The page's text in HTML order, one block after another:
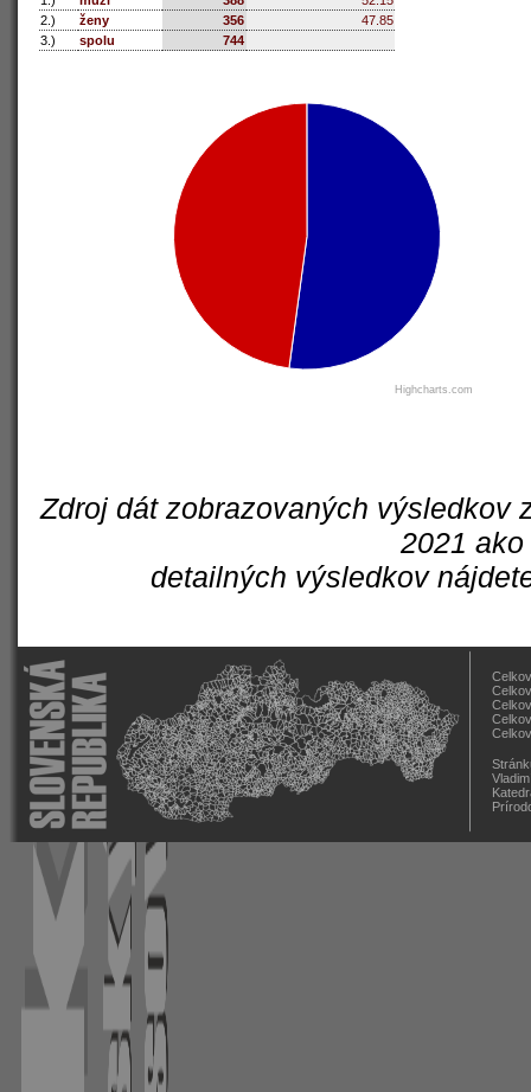
2.)
ženy 356
47.85
3.)
spolu 744
Highcharts.com
Zdroj dát zobrazovaných výsledkov
2021
detailných výsledkov